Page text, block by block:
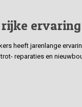
ervaring
heeft jarenlange
reparaties en